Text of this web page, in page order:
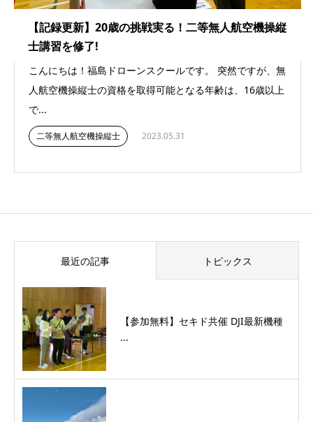
【記録更新】20歳の挑戦実る！二等無人航空機操縦
士講習を修了!
こんにちは！福島ドローンスクールです。 突然ですが、無
人航空機操縦士の資格を取得可能となる年齢は、16歳以上
で...
二等無人航空機操縦士 2023.05.31
最近の記事 トピックス
【参加無料】セキド共催 DJI最新機種
...